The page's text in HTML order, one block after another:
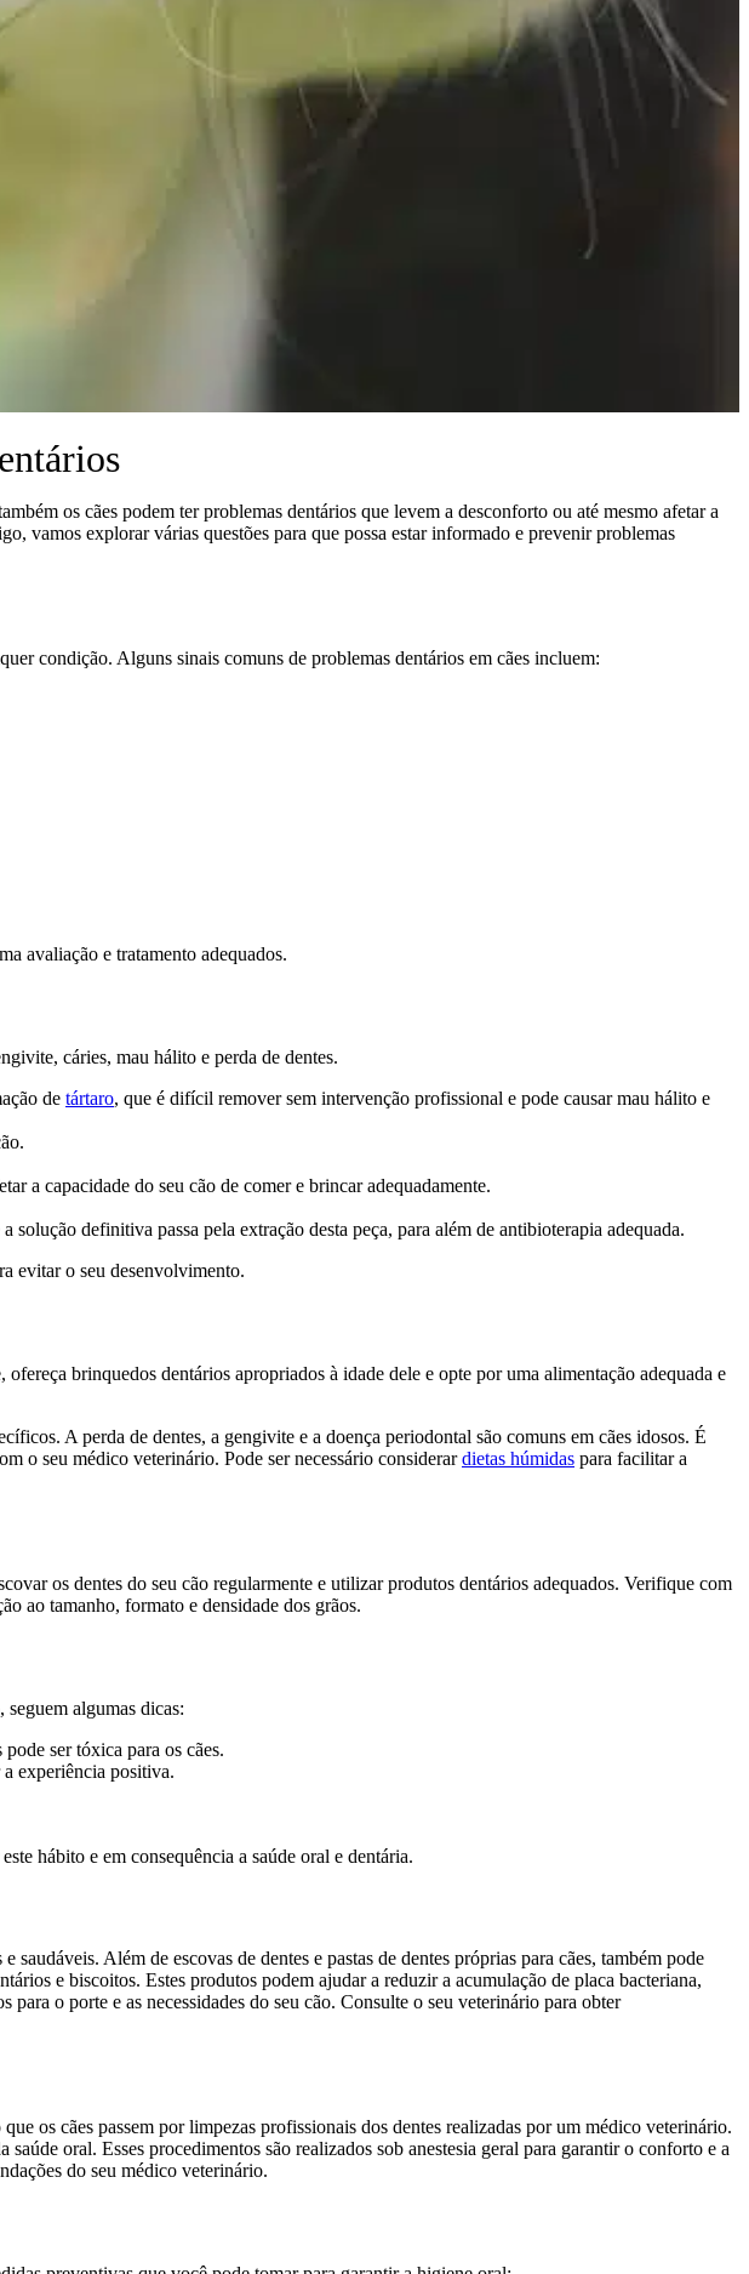
os cães podem ter problemas dentários que levem a desconforto ou até mesmo afetar a
vamos explorar várias questões para que possa estar informado e prevenir problemas
condição. Alguns sinais comuns de problemas dentários em cães incluem:
avaliação e tratamento adequados.
cáries, mau hálito e perda de dentes.
de tártaro, que é difícil remover sem intervenção profissional e pode causar mau hálito e
a capacidade do seu cão de comer e brincar adequadamente.
definitiva passa pela extração desta peça, para além de antibioterapia adequada.
evitar o seu desenvolvimento.
brinquedos dentários apropriados à idade dele e opte por uma alimentação adequada e
A perda de dentes, a gengivite e a doença periodontal são comuns em cães idosos. É
o seu médico veterinário. Pode ser necessário considerardietas húmidas para facilitar a
os dentes do seu cão regularmente e utilizar produtos dentários adequados. Verifique com
ao tamanho, formato e densidade dos grãos.
algumas dicas:
ser tóxica para os cães.
a experiência positiva.
hábito e em consequência a saúde oral e dentária.
Além de escovas de dentes e pastas de dentes próprias para cães, também pode
e biscoitos. Estes produtos podem ajudar a reduzir a acumulação de placa bacteriana,
o porte e as necessidades do seu cão. Consulte o seu veterinário para obter
os cães passem por limpezas profissionais dos dentes realizadas por um médico veterinário.
oral. Esses procedimentos são realizados sob anestesia geral para garantir o conforto e a
do seu médico veterinário.